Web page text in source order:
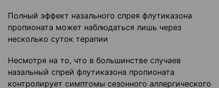
Полный эффект назального спрея флутиказона
пропионата может наблюдаться лишь через
несколько суток терапии
Несмотря на то, что в большинстве случаев
назальный спрей флутиказона пропионата
контролирует симптомы сезонного аллергического